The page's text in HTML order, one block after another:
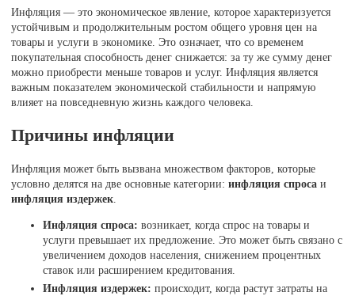
Инфляция — это экономическое явление, которое характеризуется
устойчивым и продолжительным ростом общего уровня цен на
товары и услуги в экономике. Это означает, что со временем
покупательная способность денег снижается: за ту же сумму денег
можно приобрести меньше товаров и услуг. Инфляция является
важным показателем экономической стабильности и напрямую
влияет на повседневную жизнь каждого человека.
Причины инфляции
Инфляция может быть вызвана множеством факторов, которые
условно делятся на две основные категории:инфляция спроса и
инфляция издержек
Инфляция спроса: возникает, когда спрос на товары и
услуги превышает их предложение. Это может быть связано с
увеличением доходов населения, снижением процентных
ставок или расширением кредитования.
Инфляция издержек: происходит, когда растут затраты на